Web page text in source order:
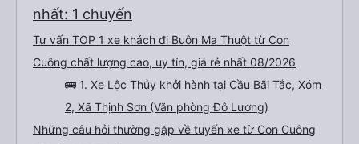
nhất: 1 chuyến
Tư vấn TOP 1 xe khách đi Buôn Ma Thuột từ Con
Cuông chất lượng cao, uy tín, giá rẻ nhất 08/2026
🚌 1. Xe Lộc Thủy khởi hành tại Cầu Bãi Tắc, Xóm
2, Xã Thịnh Sơn (Văn phòng Đô Lương)
Những câu hỏi thường gặp về tuyến xe từ Con Cuông